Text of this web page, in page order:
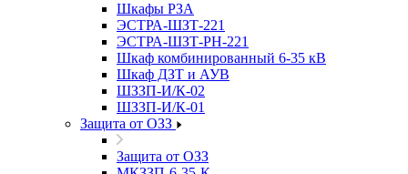
Шкафы РЗА
ЭСТРА-ШЗТ-221
ЭСТРА-ШЗТ-РН-221
Шкаф комбинированный 6-35 кВ
Шкаф ДЗТ и АУВ
ШЗЗП-И/К-02
ШЗЗП-И/К-01
Защита от ОЗЗ
Защита от ОЗЗ